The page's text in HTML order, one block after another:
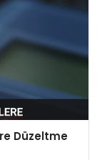
Düzeltme